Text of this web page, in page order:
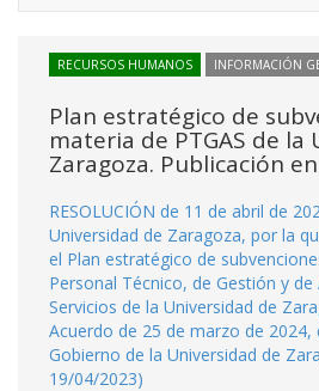
RECURSOS HUMANOS INFORMACIÓN
Plan estratégico de
materia de PTGAS de la
Zaragoza. Publicación
RESOLUCIÓN de 11 de abril de
Universidad de Zaragoza, por la
el Plan estratégico de
Personal Técnico, de Gestión y
Servicios de la Universidad de
Acuerdo de 25 de marzo de 2024,
Gobierno de la Universidad de
19/04/2023)